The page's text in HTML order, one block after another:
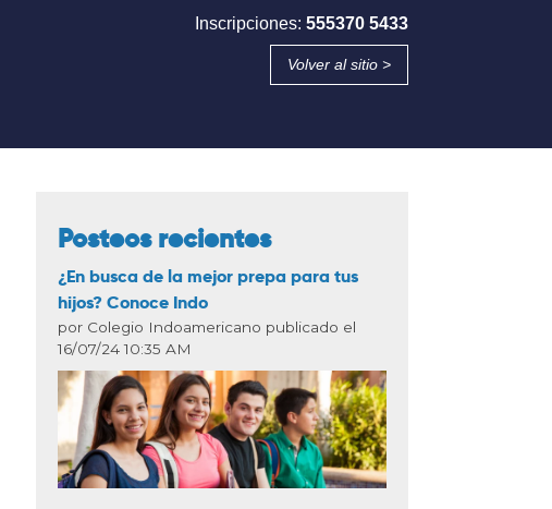
Inscripciones: 555370 5433
Volver al sitio >
Posteos recientes
¿En busca de la mejor prepa para tus
hijos? Conoce Indo
por Colegio Indoamericano publicado el
16/07/24 10:35 AM